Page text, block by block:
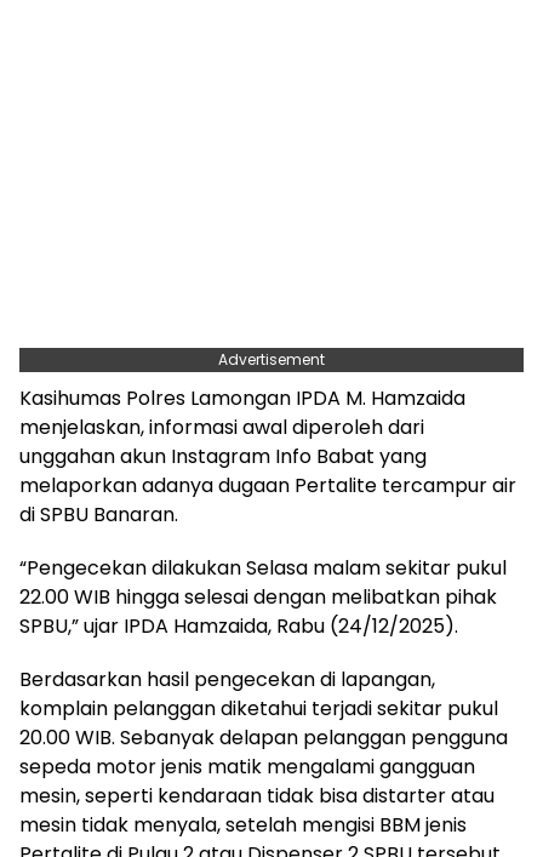
Advertisement
Kasihumas Polres Lamongan IPDA M. Hamzaida
menjelaskan, informasi awal diperoleh dari
unggahan akun Instagram Info Babat yang
melaporkan adanya dugaan Pertalite tercampur air
di SPBU Banaran.
“Pengecekan dilakukan Selasa malam sekitar pukul
22.00 WIB hingga selesai dengan melibatkan pihak
SPBU,” ujar IPDA Hamzaida, Rabu (24/12/2025).
Berdasarkan hasil pengecekan di lapangan,
komplain pelanggan diketahui terjadi sekitar pukul
20.00 WIB. Sebanyak delapan pelanggan pengguna
sepeda motor jenis matik mengalami gangguan
mesin, seperti kendaraan tidak bisa distarter atau
mesin tidak menyala, setelah mengisi BBM jenis